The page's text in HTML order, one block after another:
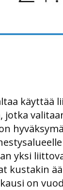
käyttää
yksi
kustakin
on